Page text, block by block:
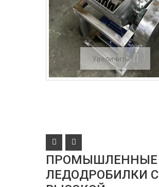
Увеличить
ПРОМЫШЛЕННЫЕ
ЛЕДОДРОБИЛКИ С